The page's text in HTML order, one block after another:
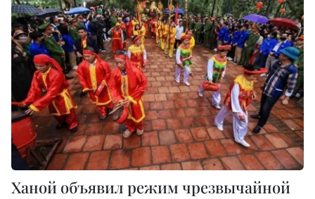
Ханой объявил режим чрезвычайной